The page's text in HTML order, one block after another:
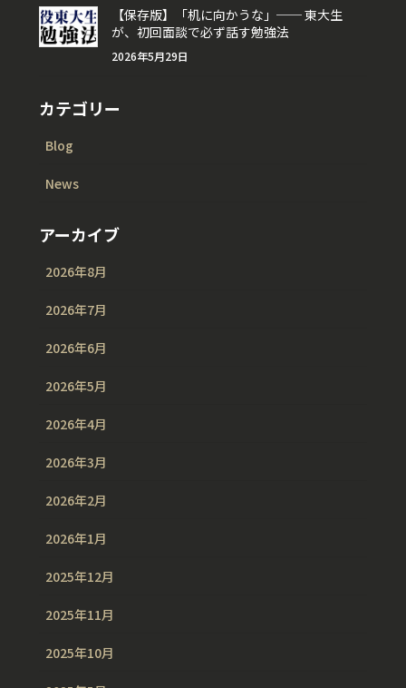
【保存版】「机に向かうな」── 東大生
が、初回面談で必ず話す勉強法
2026年5月29日
カテゴリー
Blog
News
アーカイブ
2026年8月
2026年7月
2026年6月
2026年5月
2026年4月
2026年3月
2026年2月
2026年1月
2025年12月
2025年11月
2025年10月